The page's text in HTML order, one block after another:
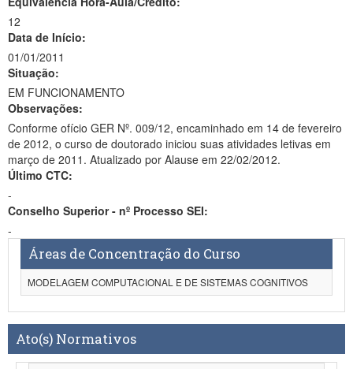
12
Data de Início:
01/01/2011
Situação:
EM FUNCIONAMENTO
Observações:
Conforme ofício GER Nº. 009/12, encaminhado em 14 de fevereiro
de 2012, o curso de doutorado iniciou suas atividades letivas em
março de 2011. Atualizado por Alause em 22/02/2012.
Último CTC:
-
Conselho Superior - nº Processo SEI:
-
Áreas de Concentração do Curso
MODELAGEM COMPUTACIONAL E DE SISTEMAS COGNITIVOS
Ato(s) Normativos